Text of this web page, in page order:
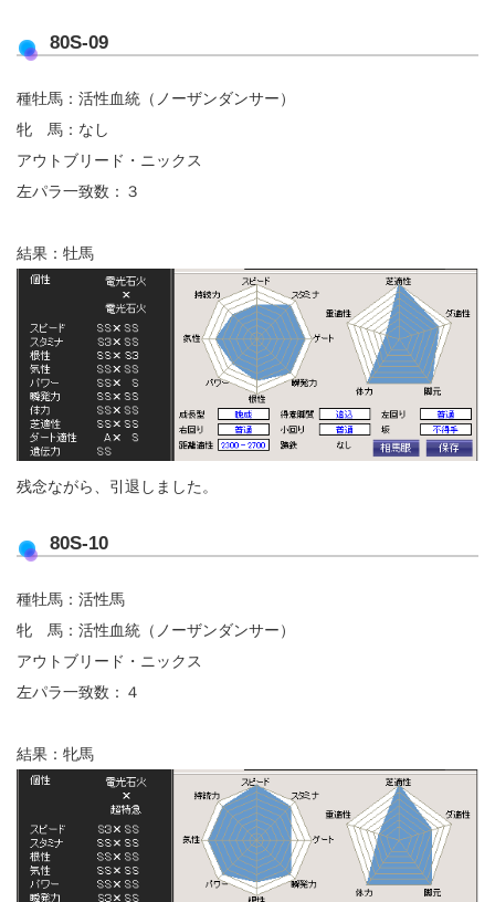
80S-09
種牡馬：活性血統（ノーザンダンサー）
牝 馬：なし
アウトブリード・ニックス
左パラ一致数：３
結果：牡馬
残念ながら、引退しました。
80S-10
種牡馬：活性馬
牝 馬：活性血統（ノーザンダンサー）
アウトブリード・ニックス
左パラ一致数：４
結果：牝馬